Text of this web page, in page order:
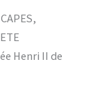
Henri II de